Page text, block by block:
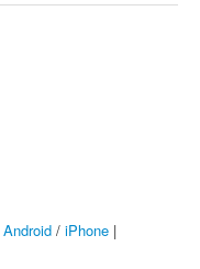
Android / iPhone |